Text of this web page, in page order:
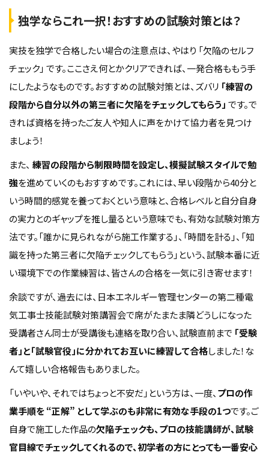
独学ならこれ一択！おすすめの試験対策とは？
実技を独学で合格したい場合の注意点は、やはり 「欠陥のセルフ
チェック」 です。ここさえ何とかクリアできれば、一発合格ももう手
にしたようなものです。おすすめの試験対策とは、ズバリ 「練習の
段階から自分以外の第三者に欠陥をチェックしてもらう」 です。で
きれば資格を持ったご友人や知人に声をかけて協力者を見つけ
ましょう！
また、 練習の段階から制限時間を設定し、模擬試験スタイルで勉
強を進めていくのもおすすめです。これには、早い段階から40分と
いう時間的感覚を養っておくという意味と、合格レベルと自分自身
の実力とのギャップを推し量るという意味でも、有効な試験対策方
法です。「誰かに見られながら施工作業する」、「時間を計る」、「知
識を持った第三者に欠陥チェックしてもらう」という、試験本番に近
い環境下での作業練習は、皆さんの合格を一気に引き寄せます！
余談ですが、過去には、日本エネルギー管理センターの第二種電
気工事士技能試験対策講習会で席がたまたま隣どうしになった
受講者さん同士が受講後も連絡を取り合い、試験直前まで 「受験
者」と「試験官役」に分かれてお互いに練習して合格しました！な
んて嬉しい合格報告もありました。
「いやいや、それではちょっと不安だ」という方は、一度、プロの作
業手順を “正解” として学ぶのも非常に有効な手段の1つです。ご
自身で施工した作品の欠陥チェックも、プロの技能講師が、試験
官目線でチェックしてくれるので、初学者の方にとっても一番安心